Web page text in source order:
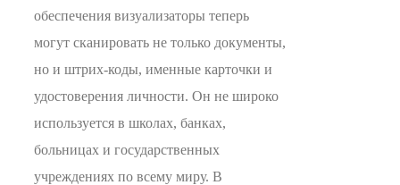
обеспечения визуализаторы теперь
могут сканировать не только документы,
но и штрих-коды, именные карточки и
удостоверения личности. Он не широко
используется в школах, банках,
больницах и государственных
учреждениях по всему миру. В